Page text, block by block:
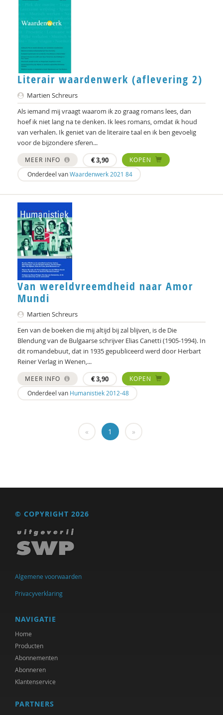
L.L. Stegman
Robin Stemerding
Josine Stremmelaar
Caroline Suransky
Jan Teurlings
Nora Uitterlinden
Elise van Alphen
Leo van de Voort
Antoon van den Braembussche
Cris van der Hoek
Lotte van Lith
Arja Veerman
Karen Vintges
Merel Visse
Frans Vosman
Marjoleine Vosselman
Govert de Vrieze
Emma Charlotte Weiher
Marjolijn Zwakman
Literair waardenwerk (aflevering 2)
Martien Schreurs
Als iemand mij vraagt waarom ik zo graag romans lees, dan
hoef ik niet lang na te denken. Ik lees romans, omdat ik houd
van verhalen. Ik geniet van de literaire taal en ik ben gevoelig
voor de bijzondere sferen...
MEER INFO €3,90
KOPEN
Onderdeel vanWaardenwerk 2021 84
Van wereldvreemdheid naar Amor
Mundi
Martien Schreurs
Een van de boeken die mij altijd bij zal blijven, is de Die
Blendung van de Bulgaarse schrijver Elias Canetti (1905-1994). In
dit romandebuut, dat in 1935 gepubliceerd werd door Herbart
Reiner Verlag in Wenen,...
MEER INFO €3,90
KOPEN
Onderdeel van Humanistiek 2012-48
« 1 »
© COPYRIGHT 2026
Algemene voorwaarden
Privacyverklaring
NAVIGATIE
Home
Producten
Abonnementen
Abonneren
Klantenservice
PARTNERS